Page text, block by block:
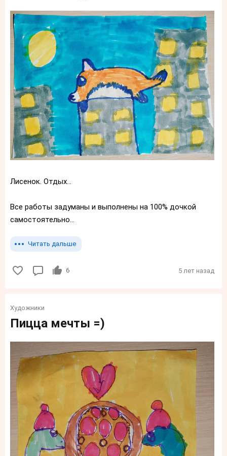
Лисенок. Отдых...
Все работы задуманы и выполнены на 100% дочкой
самостоятельно...
Читать дальше
6 5 лет назад
Художники
Пицца мечты =)